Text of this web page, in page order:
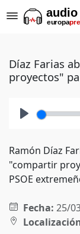
Díaz Farias
proyectos"
Ramón Díaz
"compartir
PSOE
Fecha: 25/